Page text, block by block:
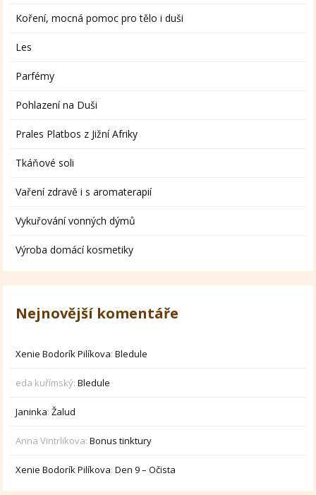
Koření, mocná pomoc pro tělo i duši
Les
Parfémy
Pohlazení na Duši
Prales Platbos z Jižní Afriky
Tkáňové soli
Vaření zdravě i s aromaterapií
Vykuřování vonných dýmů
Výroba domácí kosmetiky
Nejnovější komentáře
Xenie Bodorík Pilíkova:Bledule
eda kuřímský:Bledule
Janinka:Žalud
Anna Vintrlikova:Bonus tinktury
Xenie Bodorík Pilíkova:Den 9 – Očista